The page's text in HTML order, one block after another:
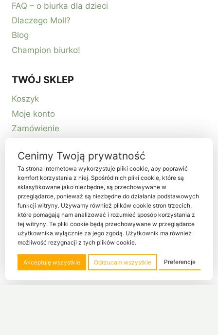
FAQ – o biurka dla dzieci
Dlaczego Moll?
Blog
Champion biurko!
TWÓJ SKLEP
Koszyk
Moje konto
Zamówienie
© 2026 Habiter sp. z o.o. NIP 5214080341
Designed byHabiter Studio
Cenimy Twoją prywatność
Ta strona internetowa wykorzystuje pliki cookie, aby poprawić
komfort korzystania z niej. Spośród nich pliki cookie, które są
sklasyfikowane jako niezbędne, są przechowywane w
przeglądarce, ponieważ są niezbędne do działania podstawowych
funkcji witryny. Używamy również plików cookie stron trzecich,
które pomagają nam analizować i rozumieć sposób korzystania z
tej witryny. Te pliki cookie będą przechowywane w przeglądarce
użytkownika wyłącznie za jego zgodą. Użytkownik ma również
możliwość rezygnacji z tych plików cookie.
Akceptuję wszystkie Odrzucam wszystkie Preferencje